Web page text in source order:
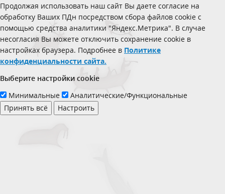
Продолжая использовать наш сайт Вы даете согласие на
обработку Ваших ПДн посредством сбора файлов cookie с
помощью средства аналитики "Яндекс.Метрика". В случае
несогласия Вы можете отключить сохранение cookie в
настройках браузера. Подробнее в Политике
конфиденциальности сайта.
Выберите настройки cookie
Минимальные
Аналитические/Функциональные
Принять всё
Настроить